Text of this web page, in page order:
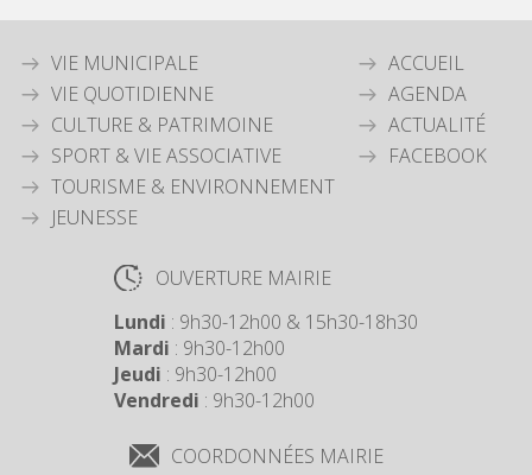
VIE MUNICIPALE
VIE QUOTIDIENNE
CULTURE & PATRIMOINE
SPORT & VIE ASSOCIATIVE
TOURISME & ENVIRONNEMENT
JEUNESSE
ACCUEIL
AGENDA
ACTUALITÉ
FACEBOOK
OUVERTURE MAIRIE
Lundi : 9h30-12h00 & 15h30-18h30
Mardi : 9h30-12h00
Jeudi : 9h30-12h00
Vendredi : 9h30-12h00
COORDONNÉES MAIRIE